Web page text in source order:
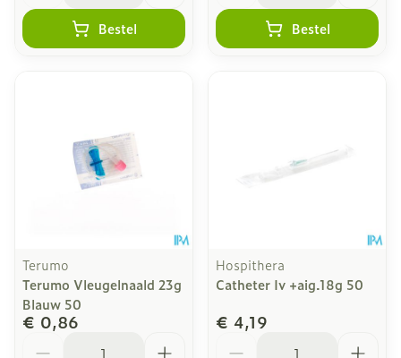
Bestel Bestel
Terumo
Terumo Vleugelnaald 23g
Blauw 50
€ 0,86
Hospithera
Catheter Iv +aig.18g 50
€ 4,19